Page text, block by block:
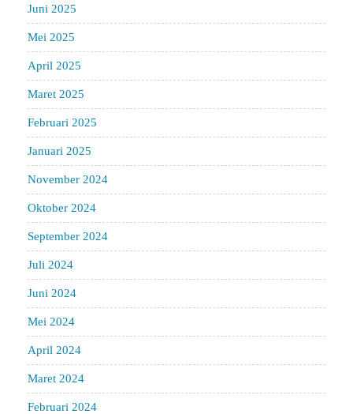
Juni 2025
Mei 2025
April 2025
Maret 2025
Februari 2025
Januari 2025
November 2024
Oktober 2024
September 2024
Juli 2024
Juni 2024
Mei 2024
April 2024
Maret 2024
Februari 2024